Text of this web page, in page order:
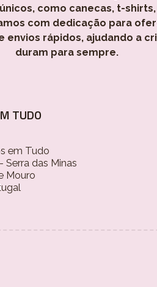
como canecas, t-
com dedicação para
envios rápidos, ajudando a
duram para sempre.
TUDO
em Tudo
Serra das Minas
Mouro